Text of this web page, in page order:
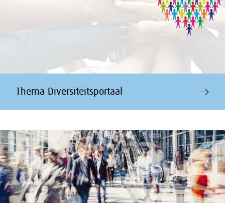
Thema Diversiteitsportaal